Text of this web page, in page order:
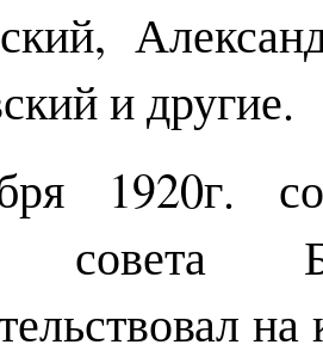
и другие.
1920г.
совета